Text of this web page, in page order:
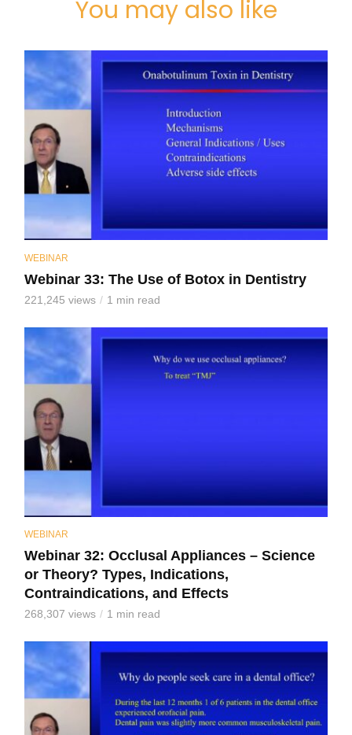
You may also like
WEBINAR
Webinar 33: The Use of Botox in Dentistry
221,245 views 1 min read
WEBINAR
Webinar 32: Occlusal Appliances – Science
or Theory? Types, Indications,
Contraindications, and Effects
268,307 views 1 min read